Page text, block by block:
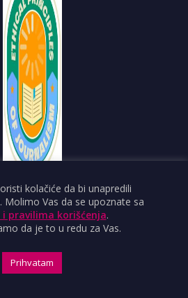
2 21000 Novi Sad
O PORTALU
OBJAVI VEST
KORIŠĆENJA
kolačiće da bi unapredili
Molimo Vas da se upoznate sa
i pravilima korišćenja.
da je to u redu za Vas.
Prihvatam